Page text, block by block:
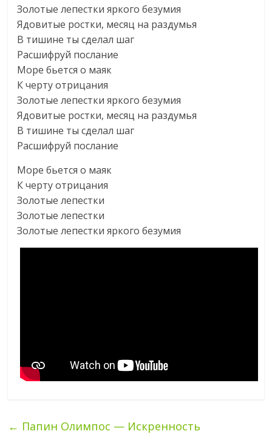
Золотые лепестки яркого безумия
Ядовитые ростки, месяц на раздумья
В тишине ты сделал шаг
Расшифруй послание
Море бьется о маяк
К черту отрицания
Золотые лепестки яркого безумия
Ядовитые ростки, месяц на раздумья
В тишине ты сделал шаг
Расшифруй послание
Море бьется о маяк
К черту отрицания
Золотые лепестки
Золотые лепестки
Золотые лепестки яркого безумия
← Папин Олимпос — Искренность